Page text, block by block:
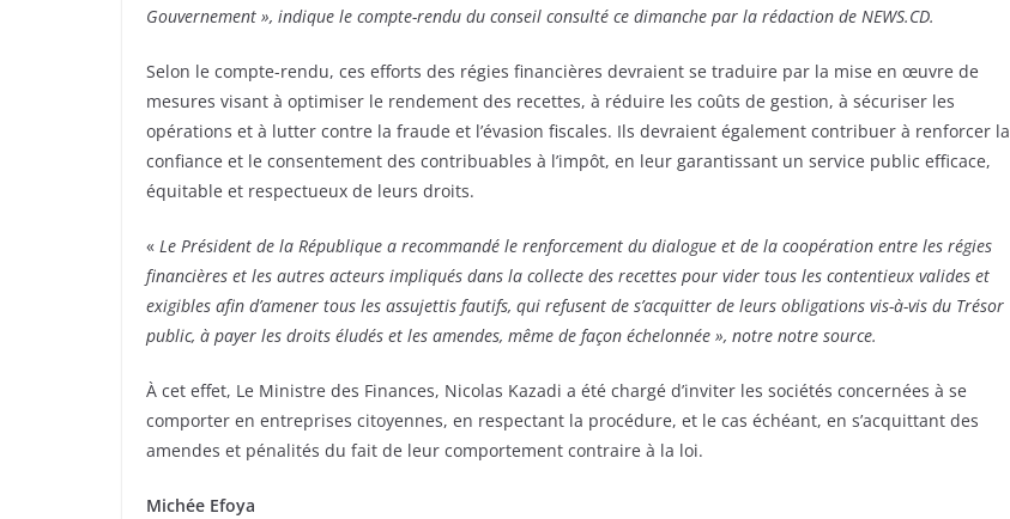
Gouvernement », indique le compte-rendu du conseil consulté ce dimanche par la rédaction de NEWS.CD.
Selon le compte-rendu, ces efforts des régies financières devraient se traduire par la mise en œuvre de
mesures visant à optimiser le rendement des recettes, à réduire les coûts de gestion, à sécuriser les
opérations et à lutter contre la fraude et l’évasion fiscales. Ils devraient également contribuer à renforcer la
confiance et le consentement des contribuables à l’impôt, en leur garantissant un service public efficace,
équitable et respectueux de leurs droits.
« Le Président de la République a recommandé le renforcement du dialogue et de la coopération entre les régies
financières et les autres acteurs impliqués dans la collecte des recettes pour vider tous les contentieux valides et
exigibles afin d’amener tous les assujettis fautifs, qui refusent de s’acquitter de leurs obligations vis-à-vis du Trésor
public, à payer les droits éludés et les amendes, même de façon échelonnée », notre notre source.
À cet effet, Le Ministre des Finances, Nicolas Kazadi a été chargé d’inviter les sociétés concernées à se
comporter en entreprises citoyennes, en respectant la procédure, et le cas échéant, en s’acquittant des
amendes et pénalités du fait de leur comportement contraire à la loi.
Michée Efoya